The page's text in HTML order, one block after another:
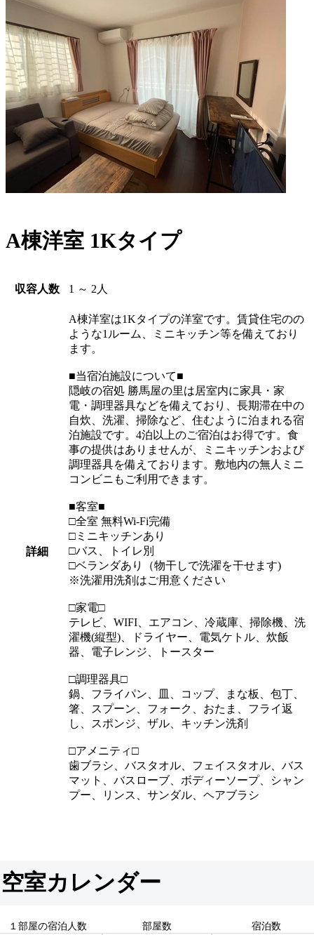
A棟洋室 1Kタイプ
収容人数 1 ～ 2人
詳細
A棟洋室は1Kタイプの洋室です。賃貸住宅のの
ような1ルーム、ミニキッチン等を備えており
ます。
■当宿泊施設について■
隠岐の宿処 勝馬屋の里は居室内に家具・家
電・調理器具などを備えており、長期滞在中の
自炊、洗濯、掃除など、住むように泊まれる宿
泊施設です。4泊以上のご宿泊はお得です。食
事の提供はありませんが、ミニキッチンおよび
調理器具を備えております。敷地内の無人ミニ
コンビニもご利用できます。
■客室■
□全室 無料Wi-Fi完備
□ミニキッチンあり
□バス、トイレ別
□ベランダあり（物干しで洗濯を干せます)
※洗濯用洗剤はご用意ください
□家電□
テレビ、WIFI、エアコン、冷蔵庫、掃除機、洗
濯機(縦型)、ドライヤー、電気ケトル、炊飯
器、電子レンジ、トースター
□調理器具□
鍋、フライパン、皿、コップ、まな板、包丁、
箸、スプーン、フォーク、おたま、フライ返
し、スポンジ、ザル、キッチン洗剤
□アメニティ□
歯ブラシ、バスタオル、フェイスタオル、バス
マット、バスローブ、ボディーソープ、シャン
プー、リンス、サンダル、ヘアブラシ
空室カレンダー
１部屋の宿泊人数 部屋数 宿泊数